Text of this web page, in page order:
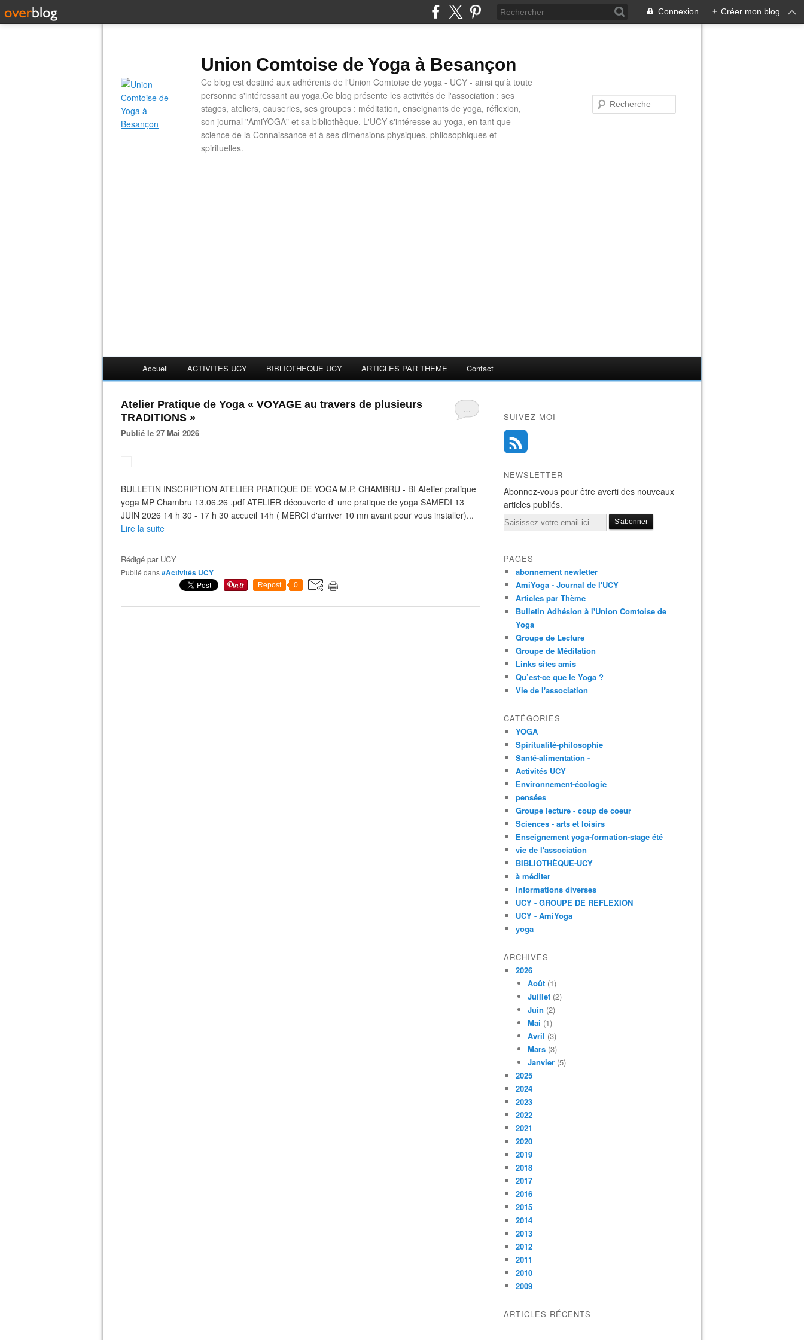
Connexion + Créer mon blog
Union Comtoise de Yoga à Besançon
Ce blog est destiné aux adhérents de l'Union Comtoise de yoga - UCY - ainsi qu'à toute
personne s'intéressant au yoga.Ce blog présente les activités de l'association : ses
stages, ateliers, causeries, ses groupes : méditation, enseignants de yoga, réflexion,
son journal "AmiYOGA" et sa bibliothèque. L'UCY s'intéresse au yoga, en tant que
science de la Connaissance et à ses dimensions physiques, philosophiques et
spirituelles.
Accueil ACTIVITES UCY BIBLIOTHEQUE UCY ARTICLES PAR THEME Contact
…
Atelier Pratique de Yoga « VOYAGE au travers de plusieurs
TRADITIONS »
Publié le 27 Mai 2026
BULLETIN INSCRIPTION ATELIER PRATIQUE DE YOGA M.P. CHAMBRU - BI Atetier pratique
yoga MP Chambru 13.06.26 .pdf ATELIER découverte d' une pratique de yoga SAMEDI 13
JUIN 2026 14 h 30 - 17 h 30 accueil 14h ( MERCI d'arriver 10 mn avant pour vous installer)...
Lire la suite
Rédigé par UCY
Publié dans#Activités UCY
Repost 0
SUIVEZ-MOI
NEWSLETTER
Abonnez-vous pour être averti des nouveaux
articles publiés.
Email
PAGES
abonnement newletter
AmiYoga - Journal de l'UCY
Articles par Thème
Bulletin Adhésion à l'Union Comtoise de
Yoga
Groupe de Lecture
Groupe de Méditation
Links sites amis
Qu’est-ce que le Yoga ?
Vie de l'association
CATÉGORIES
YOGA
Spiritualité-philosophie
Santé-alimentation -
Activités UCY
Environnement-écologie
pensées
Groupe lecture - coup de coeur
Sciences - arts et loisirs
Enseignement yoga-formation-stage été
vie de l'association
BIBLIOTHÈQUE-UCY
à méditer
Informations diverses
UCY - GROUPE DE REFLEXION
UCY - AmiYoga
yoga
ARCHIVES
2026
Août (1)
Juillet (2)
Juin (2)
Mai (1)
Avril (3)
Mars (3)
Janvier (5)
2025
2024
2023
2022
2021
2020
2019
2018
2017
2016
2015
2014
2013
2012
2011
2010
2009
ARTICLES RÉCENTS